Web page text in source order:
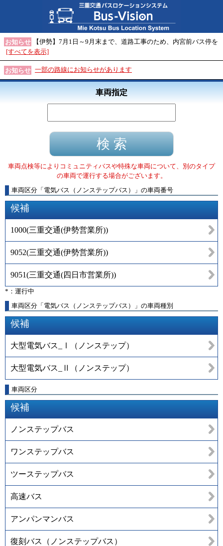
お知らせ
【伊勢】7月1日～9月末まで、道路工事のため、内宮前バス停を
[すべてを表示]
お知らせ 一部の路線にお知らせがあります
車両指定
車両点検等によりコミュニティバスや特殊な車両について、別のタイプ
の車両で運行する場合がございます。
車両区分 「 電気バス（ノンステップバス） 」 の車両番号
候補
1000(三重交通(伊勢営業所))
9052(三重交通(伊勢営業所))
9051(三重交通(四日市営業所))
*：運行中
車両区分「電気バス（ノンステップバス）」の車両種別
候補
大型電気バス_Ⅰ（ノンステップ）
大型電気バス_Ⅱ（ノンステップ）
車両区分
候補
ノンステップバス
ワンステップバス
ツーステップバス
高速バス
アンパンマンバス
復刻バス（ノンステップバス）